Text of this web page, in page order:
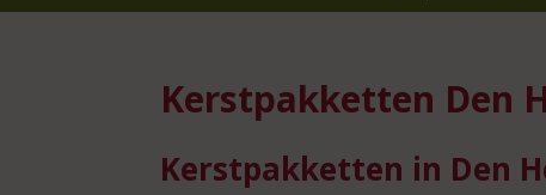
Kerstpakketten Den
Kerstpakketten in Den